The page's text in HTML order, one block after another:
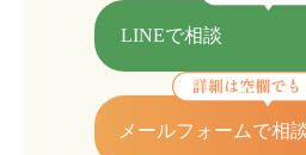
LINEで相談
メールフォームで相